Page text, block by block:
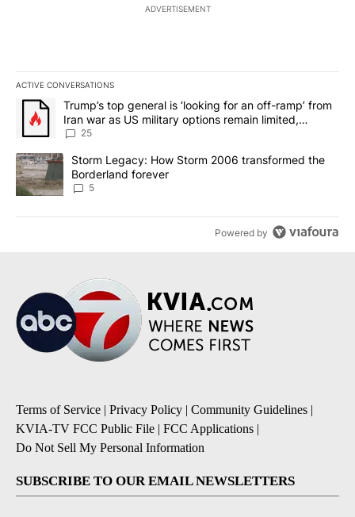
ADVERTISEMENT
ACTIVE CONVERSATIONS
The following is a list of the most commented articles in the last
A trending article titled "Trump’s top general is ‘looking for an
Trump’s top general is ‘looking for an off-ramp’ from
Iran war as US military options remain limited,
sources say
25
A trending article titled "Storm Legacy: How Storm 2006
Storm Legacy: How Storm 2006 transformed the
Borderland forever
5
Powered by
Terms of Service | Privacy Policy | Community Guidelines |
KVIA-TV FCC Public File | FCC Applications |
Do Not Sell My Personal Information
SUBSCRIBE TO OUR EMAIL NEWSLETTERS